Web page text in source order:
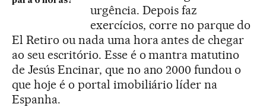
urgência. Depois faz
exercícios, corre no parque do
El Retiro ou nada uma hora antes de chegar
ao seu escritório. Esse é o mantra matutino
de Jesús Encinar, que no ano 2000 fundou o
que hoje é o portal imobiliário líder na
Espanha.